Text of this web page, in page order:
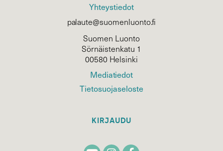
Yhteystiedot
palaute@suomenluonto.fi
Suomen Luonto
Sörnäistenkatu 1
00580 Helsinki
Mediatiedot
Tietosuojaseloste
KIRJAUDU